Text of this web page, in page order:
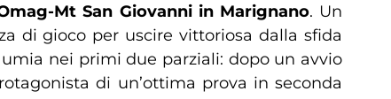
Mt San Giovanni in Marignano. Un
di gioco per uscire vittoriosa dalla sfida
nei primi due parziali: dopo un avvio
di un’ottima prova in seconda